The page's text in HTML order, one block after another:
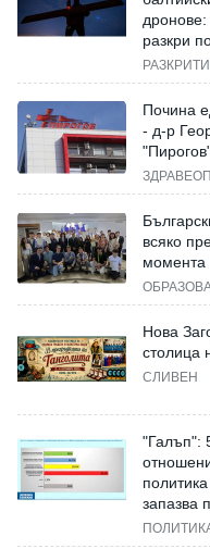
София
млн. евро ще бъдат
инвестирани в развитието
туризма и активния начин
живот в район "Пан
дронове:
разкри
Почина
- д-р
всяко
момента
Нова
столица
СЛИВЕН
"Галъп":
запазва